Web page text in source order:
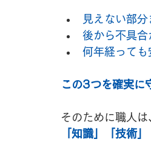
見えない部
後から不具合
何年経って
この3つを確実に
そのために職人は
「知識」「技術」